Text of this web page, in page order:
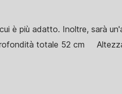
è più adatto. Inoltre, sarà
totale 52 cm